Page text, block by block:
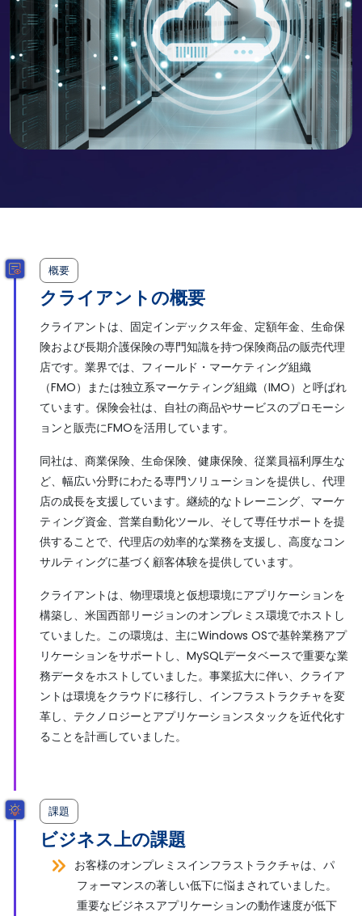
概要
クライアントの概要
クライアントは、固定インデックス年金、定額年金、生命保
険および長期介護保険の専門知識を持つ保険商品の販売代理
店です。業界では、フィールド・マーケティング組織
（FMO）または独立系マーケティング組織（IMO）と呼ばれ
ています。保険会社は、自社の商品やサービスのプロモーシ
ョンと販売にFMOを活用しています。
同社は、商業保険、生命保険、健康保険、従業員福利厚生な
ど、幅広い分野にわたる専門ソリューションを提供し、代理
店の成長を支援しています。継続的なトレーニング、マーケ
ティング資金、営業自動化ツール、そして専任サポートを提
供することで、代理店の効率的な業務を支援し、高度なコン
サルティングに基づく顧客体験を提供しています。
クライアントは、物理環境と仮想環境にアプリケーションを
構築し、米国西部リージョンのオンプレミス環境でホストし
ていました。この環境は、主にWindows OSで基幹業務アプ
リケーションをサポートし、MySQLデータベースで重要な業
務データをホストしていました。事業拡大に伴い、クライア
ントは環境をクラウドに移行し、インフラストラクチャを変
革し、テクノロジーとアプリケーションスタックを近代化す
ることを計画していました。
課題
ビジネス上の課題
お客様のオンプレミスインフラストラクチャは、パ
フォーマンスの著しい低下に悩まされていました。
重要なビジネスアプリケーションの動作速度が低下